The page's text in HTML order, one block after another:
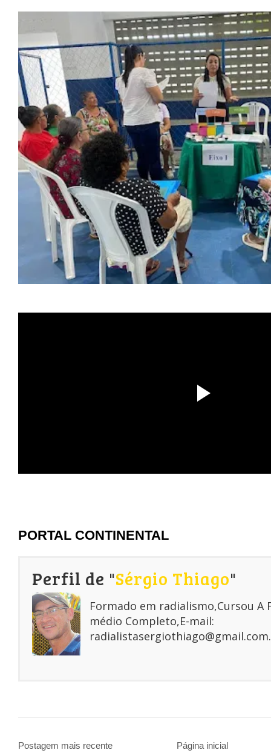
PORTAL CONTINENTAL
Perfil de "Sérgio Thiago"
Formado em radialismo,Cursou A
médio Completo,E-mail:
radialistasergiothiago@gmail.com.
Postagem mais recente Página inicial